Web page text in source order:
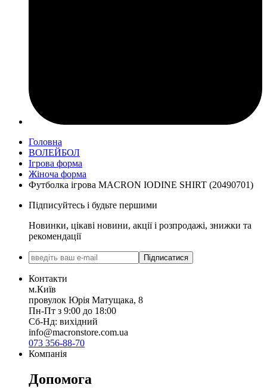
Головна
ВОЛЕЙБОЛ
Ігрова форма
Жіноча форма
Футболка ігрова MACRON IODINE SHIRT (20490701)
Підписуйтесь і будьте першими
Новинки, цікаві новини, акції і розпродажі, знижки та
рекомендації
Підписатися
Контакти
м.Київ
провулок Юрія Матущака, 8
Пн-Пт з 9:00 до 18:00
Сб-Нд: вихідний
info@macronstore.com.ua
073 356-88-70
Компанія
Допомога